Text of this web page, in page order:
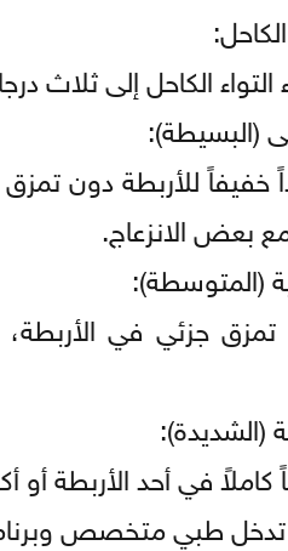
الكاحل إلى ثلاث
(البسيطة):
خفيفاً للأربطة دون
بعض الانزعاج.
(المتوسطة):
جزئي في
(الشديدة):
في أحد الأربطة أو
طبي متخصص